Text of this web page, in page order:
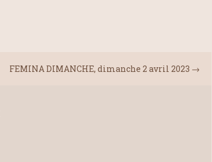
FEMINA DIMANCHE, dimanche 2 avril 2023 →